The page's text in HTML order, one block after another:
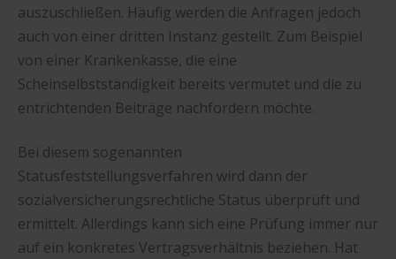
auszuschließen. Häufig werden die Anfragen jedoch
auch von einer dritten Instanz gestellt. Zum Beispiel
von einer Krankenkasse, die eine
Scheinselbstständigkeit bereits vermutet und die zu
entrichtenden Beiträge nachfordern möchte.
Bei diesem sogenannten
Statusfeststellungsverfahren wird dann der
sozialversicherungsrechtliche Status überprüft und
ermittelt. Allerdings kann sich eine Prüfung immer nur
auf ein konkretes Vertragsverhältnis beziehen. Hat